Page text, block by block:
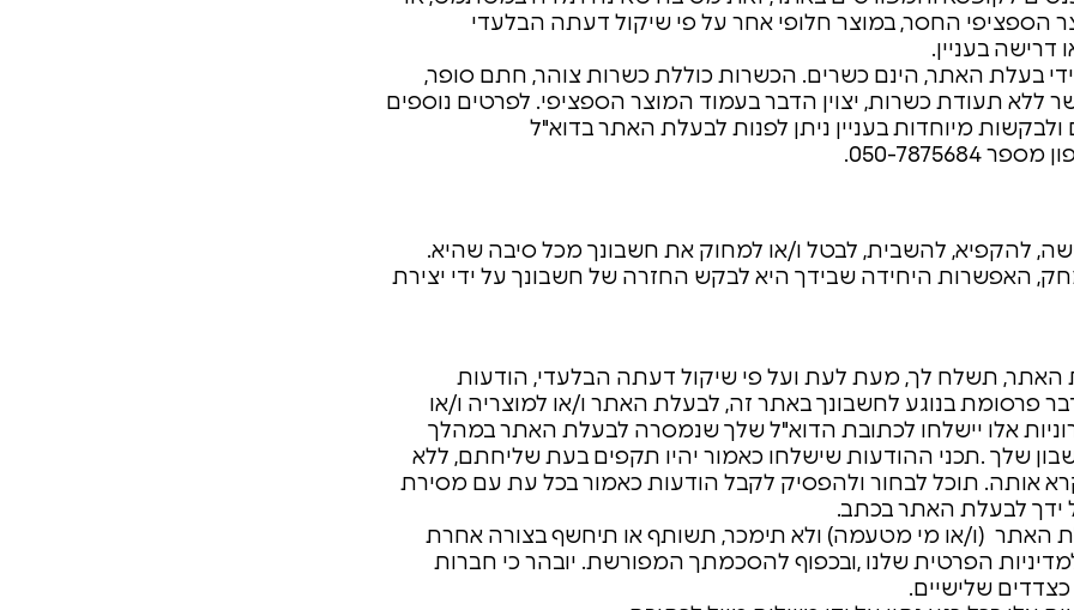
החסר, במוצר חלופי אחר על פי שיקול דעתה הבלעדי
בעניין.
בעלת האתר, הינם כשרים. הכשרות כוללת כשרות צוהר, חתם סופר,
ללא תעודת כשרות, יצוין הדבר בעמוד המוצר הספציפי. לפרטים נוספים
מיוחדות בעניין ניתן לפנות לבעלת האתר בדוא"ל
050-7875684.
להקפיא, להשבית, לבטל ו/או למחוק את חשבונך מכל סיבה שהיא.
האפשרות היחידה שבידך היא לבקש החזרה של חשבונך על ידי יצירת
תשלח לך, מעת לעת ועל פי שיקול דעתה הבלעדי, הודעות
פרסומת בנוגע לחשבונך באתר זה, לבעלת האתר ו/או למוצריה ו/או
אלו יישלחו לכתובת הדוא"ל שלך שנמסרה לבעלת האתר במהלך
שלך .תכני ההודעות שישלחו כאמור יהיו תקפים בעת שליחתם, ללא
אותה. תוכל לבחור ולהפסיק לקבל הודעות כאמור בכל עת עם מסירת
לבעלת האתר בכתב.
(ו/או מי מטעמה) ולא תימכר, תשותף או תיחשף בצורה אחרת
הפרטית שלנו ,ובכפוף להסכמתך המפורשת. יובהר כי חברות
שלישיים.